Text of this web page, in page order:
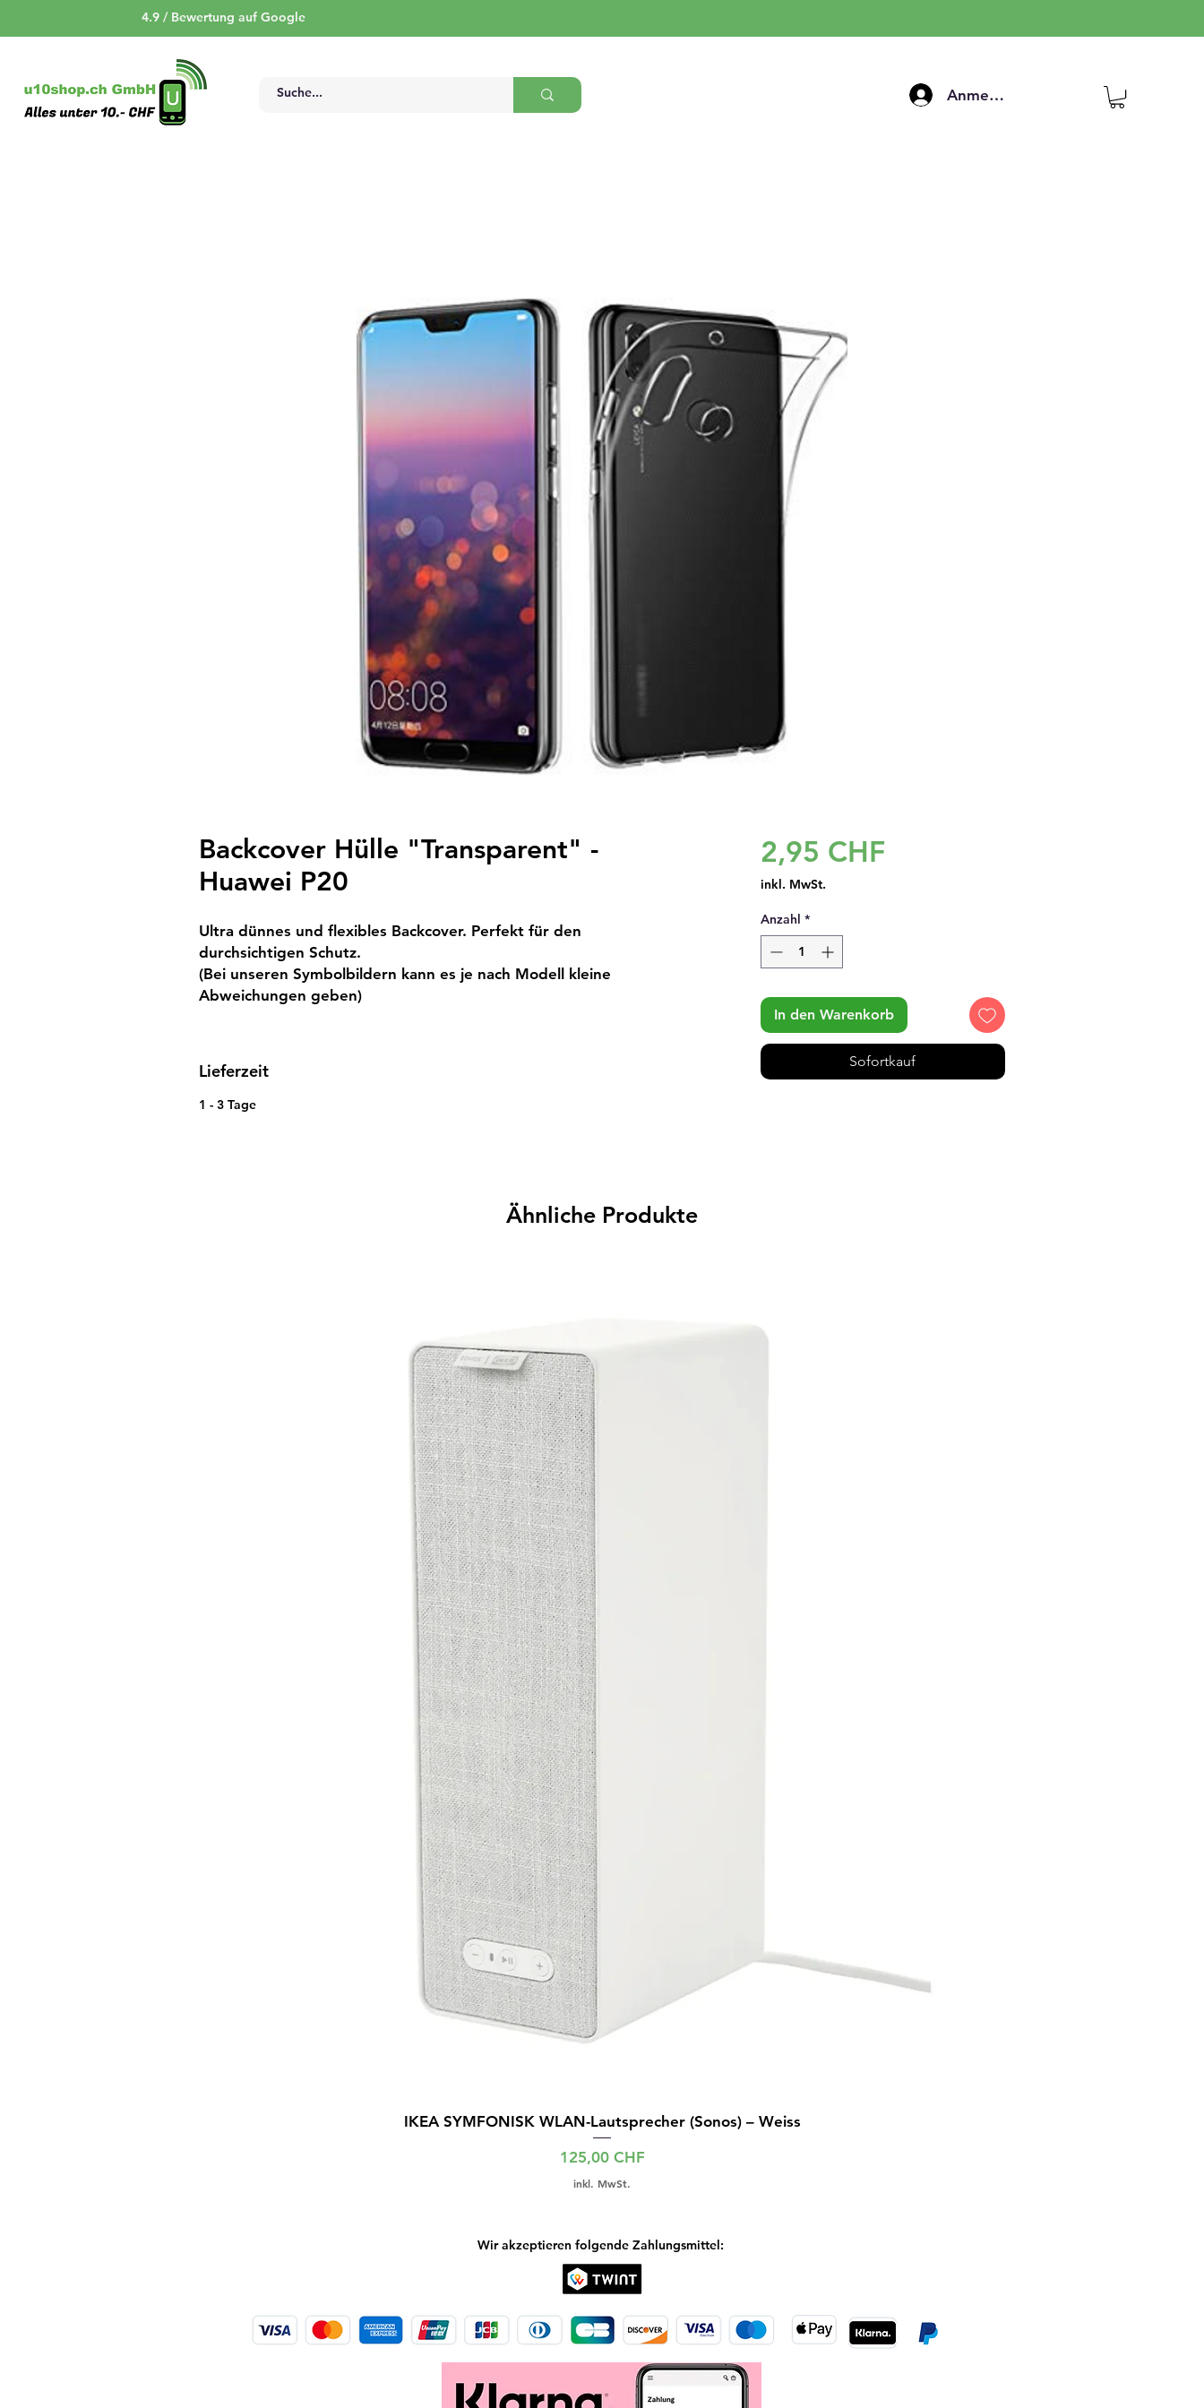
4.9 / Bewertung auf Google
Anmelden
Backcover Hülle "Transparent" -
Huawei P20
Ultra dünnes und flexibles Backcover. Perfekt für den
durchsichtigen Schutz.
(Bei unseren Symbolbildern kann es je nach Modell kleine
Abweichungen geben)
Lieferzeit
1 - 3 Tage
2,95 CHFPreis
inkl. MwSt.
Anzahl *
In den Warenkorb
Sofortkauf
Ähnliche Produkte
IKEA SYMFONISK WLAN-Lautsprecher (Sonos) – Weiss
Preis
125,00 CHF
inkl. MwSt.
Wir akzeptieren folgende Zahlungsmittel: